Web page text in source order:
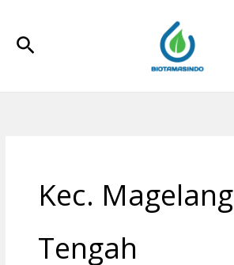
konten
Cari
Kec. Magelang
Tengah